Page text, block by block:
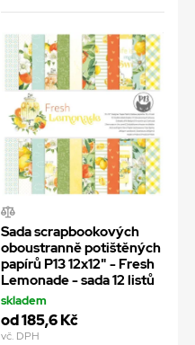
Sada scrapbookových
oboustranně potištěných
papírů P13 12x12" - Fresh
Lemonade - sada 12 listů
skladem
od 185,6 Kč
vč. DPH